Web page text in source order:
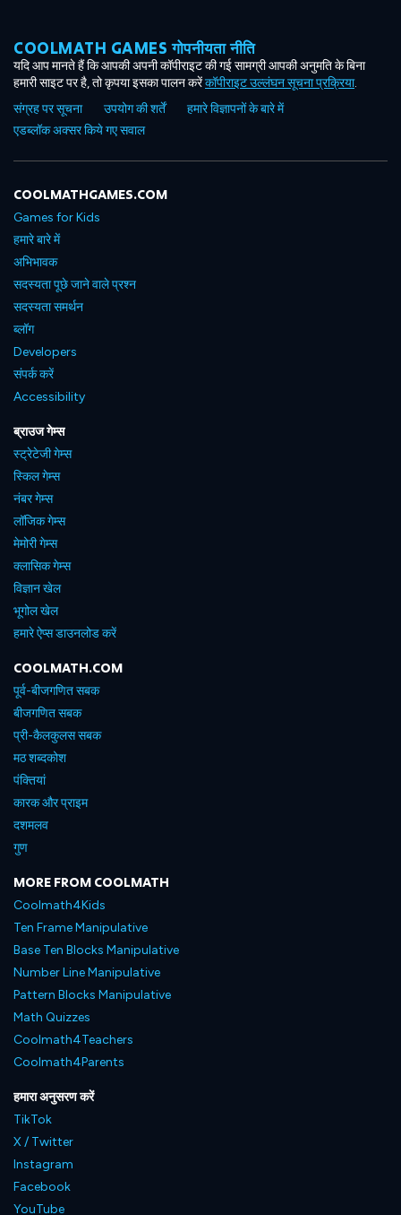
COOLMATH GAMES गोपनीयता नीति
यदि आप मानते हैं कि आपकी अपनी कॉपीराइट की गई सामग्री आपकी अनुमति के बिना
हमारी साइट पर है, तो कृपया इसका पालन करेंकॉपीराइट उल्लंघन सूचना प्रक्रिया.
संग्रह पर सूचना
उपयोग की शर्तें
हमारे विज्ञापनों के बारे में
एडब्लॉक अक्सर किये गए सवाल
COOLMATHGAMES.COM
Games for Kids
हमारे बारे में
अभिभावक
सदस्यता पूछे जाने वाले प्रश्न
सदस्यता समर्थन
ब्लॉग
Developers
संपर्क करें
Accessibility
ब्राउज गेम्स
स्ट्रेटेजी गेम्स
स्किल गेम्स
नंबर गेम्स
लॉजिक गेम्स
मेमोरी गेम्स
क्लासिक गेम्स
विज्ञान खेल
भूगोल खेल
हमारे ऐप्स डाउनलोड करें
COOLMATH.COM
पूर्व-बीजगणित सबक
बीजगणित सबक
प्री-कैलकुलस सबक
मठ शब्दकोश
पंक्तियां
कारक और प्राइम
दशमलव
गुण
MORE FROM COOLMATH
Coolmath4Kids
Ten Frame Manipulative
Base Ten Blocks Manipulative
Number Line Manipulative
Pattern Blocks Manipulative
Math Quizzes
Coolmath4Teachers
Coolmath4Parents
हमारा अनुसरण करें
TikTok
X / Twitter
Instagram
Facebook
YouTube